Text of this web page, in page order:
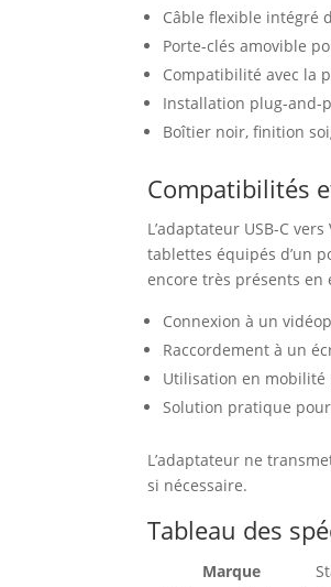
Câble flexible intégré
Porte-clés amovible
Compatibilité avec la
Installation plug-and-
Boîtier noir, finition
Compatibilités
L’adaptateur USB-C
tablettes équipés d’un
encore très présents
Connexion à un
Raccordement à un
Utilisation en mobilité
Solution pratique
L’adaptateur ne
si nécessaire.
Tableau des
Marque